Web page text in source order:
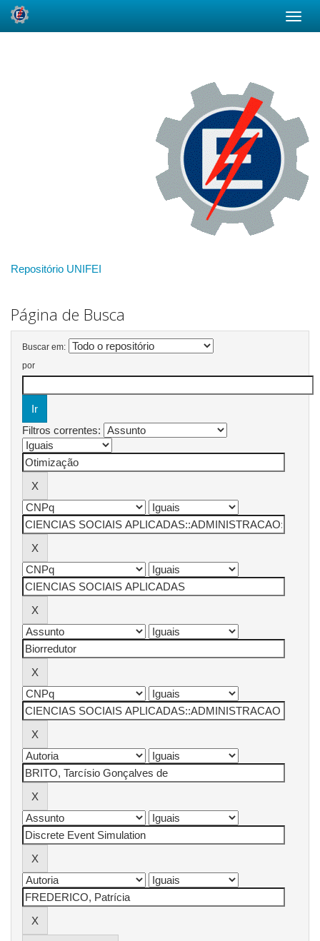
Repositório UNIFEI
Página de Busca
Buscar em:
por
Filtros correntes: